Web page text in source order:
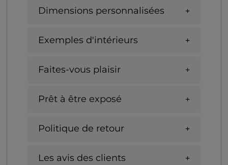
Dimensions personnalisées
Exemples d'intérieurs
Faites-vous plaisir
Prêt à être exposé
Politique de retour
Les avis des clients